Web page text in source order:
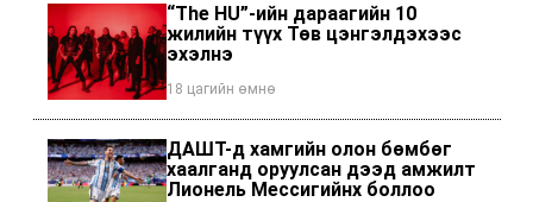
“The HU”-ийн дараагийн 10
жилийн түүх Төв цэнгэлдэхээс
эхэлнэ
18 цагийн өмнө
ДАШТ-д хамгийн олон бөмбөг
хаалганд оруулсан дээд амжилт
Лионель Мессигийнх боллоо